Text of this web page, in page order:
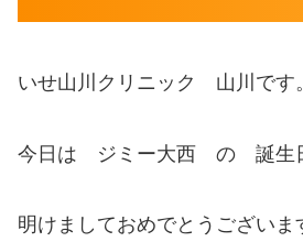
いせ山川クリニック 山川です。
今日は ジミー大西 の 誕生
明けましておめでとうございま